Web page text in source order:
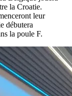
la Croatie.
leur
débutera
la poule F.